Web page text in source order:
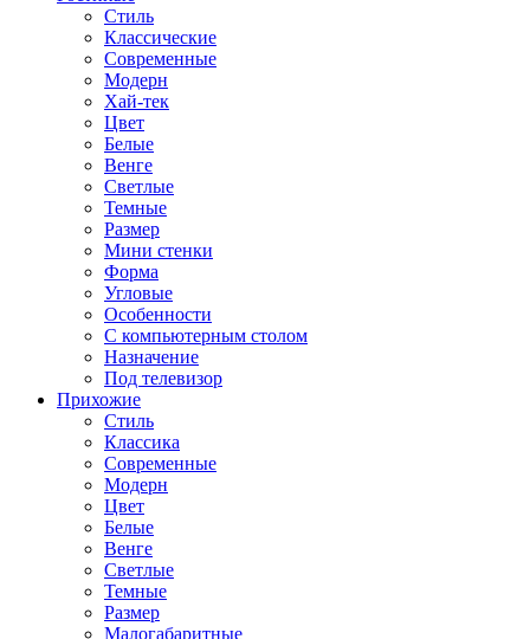
Стиль
Классические
Современные
Модерн
Хай-тек
Цвет
Белые
Венге
Светлые
Темные
Размер
Мини стенки
Форма
Угловые
Особенности
С компьютерным столом
Назначение
Под телевизор
Прихожие
Стиль
Классика
Современные
Модерн
Цвет
Белые
Венге
Светлые
Темные
Размер
Малогабаритные